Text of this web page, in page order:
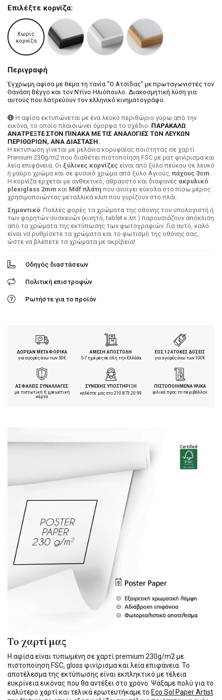
Επιλέξτε κορνίζα:
Χωρίς
κορνίζα
Περιγραφή
Έγχρωμη αφίσα με θέμα τη τανία "Ο Ατσίδας" με πρωταγωνιστές τον
Θανάση Βέγγο και τον Ντίνο Ηλιόπουλο. Διακοσμητική λύση για
αυτούς που λατρεύουν τον ελληνικό κινηματογράφο.
Η αφίσα εκτυπώνεται με ένα λευκό περιθώριο γύρω από την
εικόνα, το οποίο πλαισιώνει όμορφα το σχέδιο. ΠΑΡΑΚΑΛΩ
ΑΝΑΤΡΕΞΤΕ ΣΤΟΝ ΠΙΝΑΚΑ ΜΕ ΤΙΣ ΑΝΑΛΟΓΙΕΣ ΤΩΝ ΛΕΥΚΩΝ
ΠΕΡΙΘΩΡΙΩΝ, ΑΝΑ ΔΙΑΣΤΑΣΗ.
H εκτύπωση γίνεται με μελάνια κορυφαίας ποιότητας σε χαρτί
Premium 230g/m2 που διαθέτει πιστοποίηση FSC με ματ φινίρισμα και
λεία επιφάνεια. Οι ξύλινες κορνίζες είναι από ξύλο πεύκου σε λευκό
ή μαύρο χρώμα και σε φυσικό χρώμα από ξύλο Αγιούς, πάχους 3cm.
Η κορνίζα έρχεται με ανθεκτικό, άθραυστο και διαφανές ακρυλικό
plexiglass 2mm και Mdf πλάτη που ανοίγει εύκολα στο πίσω μέρος
χρησιμοποιώντας μεταλλικά κλιπ που γυρίζουν στο πλάι.
Σημαντικό: Πολλές φορές τα χρώματα της οθόνης του υπολογιστή ή
των φορητών συσκευών (κινητό, tablet κ.λπ.) παρουσιάζουν απόκλιση
από τα χρώματα της εκτύπωσης των φωτογραφιών. Για αυτό, καλό
είναι να ρυθμίσετε τα χρώματα και το φωτισμό της οθόνης σας,
ώστε να βλέπετε τα χρώματα με ακρίβεια!
Οδηγός διαστάσεων
Πολιτική επιστροφών
Ρωτήστε για το προϊόν
ΔΩΡΕΑΝ ΜΕΤΑΦΟΡΙΚΑ
για αγορές άνω των 50€
ΑΜΕΣΗ ΑΠΟΣΤΟΛΗ
5-7 ημέρες σε όλη την Ελλάδα
ΕΩΣ 12 ΑΤΟΚΕΣ ΔΟΣΕΙΣ
για αγορές άνω των 100€
ΑΣΦΑΛΕΙΣ ΣΥΝΑΛΛΑΓΕΣ
με πιστωτική ή χρεωστική
κάρτα
ΣΥΝΕΧΗΣ ΥΠΟΣΤΗΡΙΞΗ
καλέστε μας στο210.873.20.99
ΠΙΣΤΟΠΟΙΗΜΕΝΑ ΥΛΙΚΑ
φιλικά προς το περιβάλλον
Το χαρτί μας
Η αφίσα είναι τυπωμένη σε χαρτί premium 230g/m2 με
πιστοποίηση FSC, gloss φινίρισμα και λεία επιφάνεια. Το
αποτέλεσμα της εκτύπωσης είναι εκπληκτικό με τέλεια
ευκρίνεια εικόνας που θα αντέξει στο χρόνο. Ψάξαμε πολύ για το
καλύτερο χαρτί και τελικά ερωτευτήκαμε το Eco Sol Paper Artist